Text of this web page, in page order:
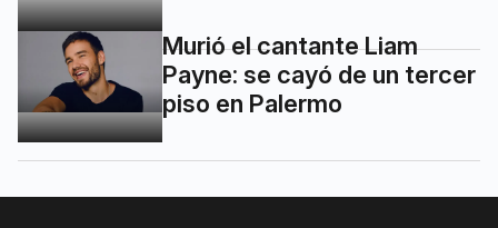
Murió el cantante Liam
Payne: se cayó de un tercer
piso en Palermo